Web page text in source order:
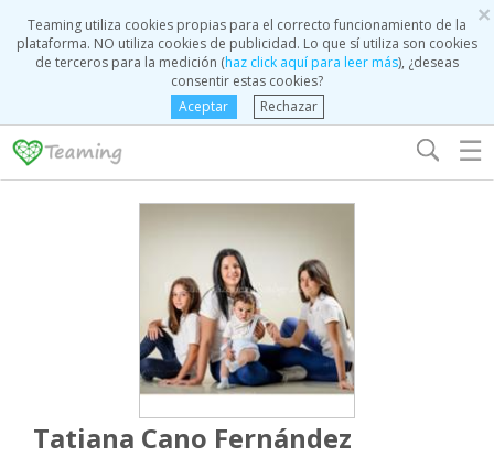
×
Teaming utiliza cookies propias para el correcto funcionamiento de la
plataforma. NO utiliza cookies de publicidad. Lo que sí utiliza son cookies
de terceros para la medición (haz click aquí para leer más), ¿deseas
consentir estas cookies?
Aceptar
Rechazar
☰
Tatiana Cano Fernández